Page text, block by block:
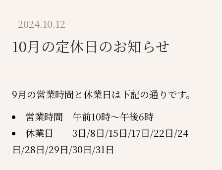
2024.10.12
10月の定休日のお知らせ
9月の営業時間と休業日は下記の通りです。
営業時間 午前10時〜午後6時
休業日 3日/8日/15日/17日/22日/24
日/28日/29日/30日/31日